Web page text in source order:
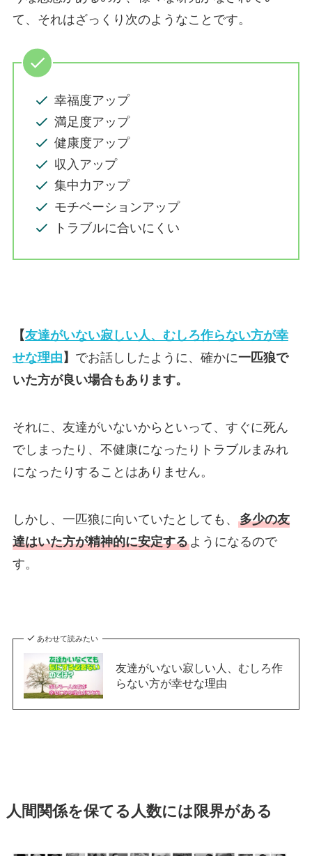
て、それはざっくり次のようなことです。
幸福度アップ
満足度アップ
健康度アップ
収入アップ
集中力アップ
モチベーションアップ
トラブルに合いにくい
【友達がいない寂しい人、むしろ作らない方が幸
せな理由 】 でお話ししたように、確かに一匹狼で
いた方が良い場合もあります。
それに、友達がいないからといって、すぐに死ん
でしまったり、不健康になったりトラブルまみれ
になったりすることはありません。
しかし、一匹狼に向いていたとしても、 多少の友
達はいた方が精神的に安定するようになるので
す。
あわせて読みたい
友達がいない寂しい人、むしろ作
らない方が幸せな理由
人間関係を保てる人数には限界がある